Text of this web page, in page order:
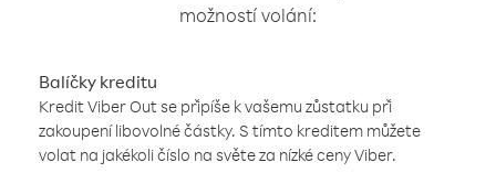
možností volání:
Balíčky kreditu
Kredit Viber Out se připíše k vašemu zůstatku při
zakoupení libovolné částky. S tímto kreditem můžete
volat na jakékoli číslo na světe za nízké ceny Viber.